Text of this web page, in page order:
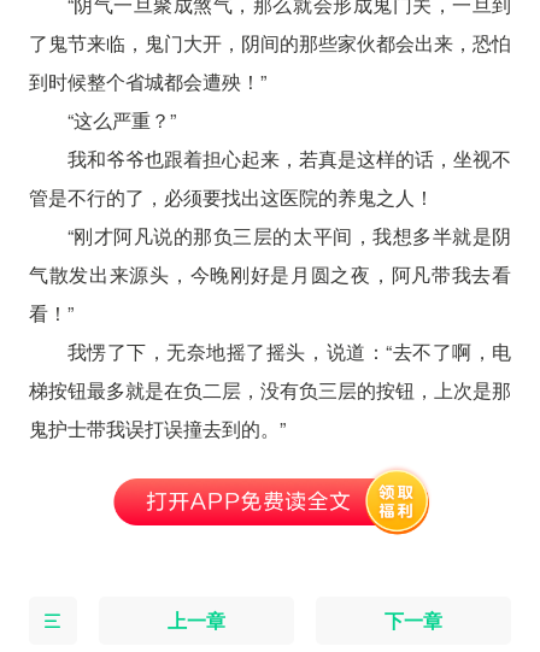
了鬼节来临，鬼门大开，阴间的那些家伙都会出来，恐怕
到时候整个省城都会遭殃！”
“这么严重？”
我和爷爷也跟着担心起来，若真是这样的话，坐视不
管是不行的了，必须要找出这医院的养鬼之人！
“刚才阿凡说的那负三层的太平间，我想多半就是阴
气散发出来源头，今晚刚好是月圆之夜，阿凡带我去看
看！”
我愣了下，无奈地摇了摇头，说道：“去不了啊，电
梯按钮最多就是在负二层，没有负三层的按钮，上次是那
鬼护士带我误打误撞去到的。”
上一章 下一章